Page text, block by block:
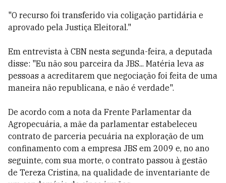
"O recurso foi transferido via coligação partidária e
aprovado pela Justiça Eleitoral."
Em entrevista à CBN nesta segunda-feira, a deputada
disse: "Eu não sou parceira da JBS... Matéria leva as
pessoas a acreditarem que negociação foi feita de uma
maneira não republicana, e não é verdade".
De acordo com a nota da Frente Parlamentar da
Agropecuária, a mãe da parlamentar estabeleceu
contrato de parceria pecuária na exploração de um
confinamento com a empresa JBS em 2009 e, no ano
seguinte, com sua morte, o contrato passou à gestão
de Tereza Cristina, na qualidade de inventariante de